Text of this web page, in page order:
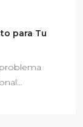
para Tu